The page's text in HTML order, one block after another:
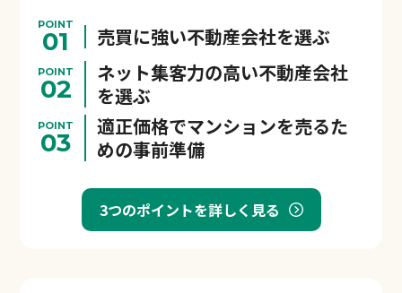
POINT
01 売買に強い不動産会社を選ぶ
POINT
02
ネット集客力の高い不動産会社
を選ぶ
POINT
03
適正価格でマンションを売るた
めの事前準備
3つのポイントを詳しく見る